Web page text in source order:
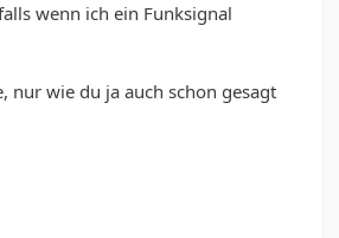
wenn ich ein Funksignal
nur wie du ja auch schon gesagt